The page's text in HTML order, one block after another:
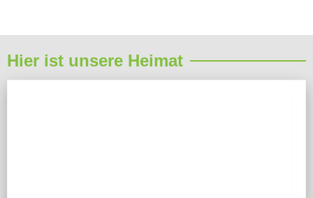
Hier ist unsere Heimat